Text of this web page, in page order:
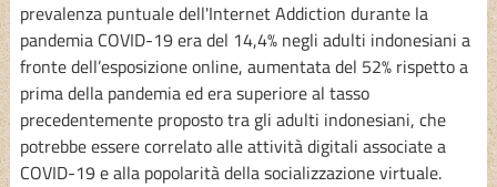
prevalenza puntuale dell'Internet Addiction durante la
pandemia COVID-19 era del 14,4% negli adulti indonesiani a
fronte dell’esposizione online, aumentata del 52% rispetto a
prima della pandemia ed era superiore al tasso
precedentemente proposto tra gli adulti indonesiani, che
potrebbe essere correlato alle attività digitali associate a
COVID-19 e alla popolarità della socializzazione virtuale.